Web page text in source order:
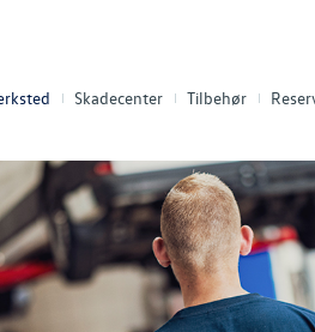
Skadecenter Tilbehør